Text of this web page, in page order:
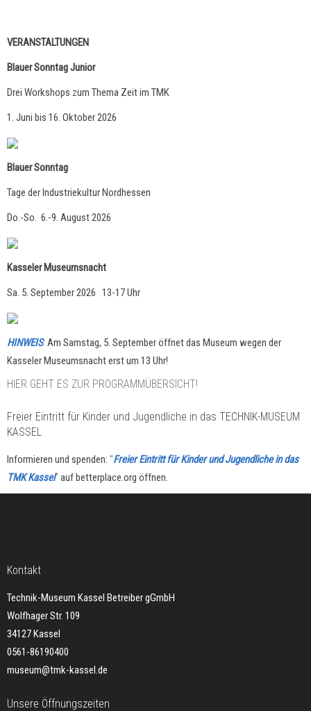
VERANSTALTUNGEN
Blauer Sonntag Junior
Drei Workshops zum Thema Zeit im TMK
1. Juni bis 16. Oktober 2026
Blauer Sonntag
Tage der Industriekultur Nordhessen
Do.-So. 6.-9. August 2026
Kasseler Museumsnacht
Sa. 5. September 2026 13-17 Uhr
HINWEIS: Am Samstag, 5. September öffnet das Museum wegen der
Kasseler Museumsnacht erst um 13 Uhr!
HIER GEHT ES ZUR PROGRAMMÜBERSICHT!
Freier Eintritt für Kinder und Jugendliche in das TECHNIK-MUSEUM
KASSEL
Informieren und spenden: "Freier Eintritt für Kinder und Jugendliche in das
TMK Kassel" auf betterplace.org öffnen.
Kontakt
Technik-Museum Kassel Betreiber gGmbH
Wolfhager Str. 109
34127 Kassel
0561-86190400
museum@tmk-kassel.de
Unsere Öffnungszeiten